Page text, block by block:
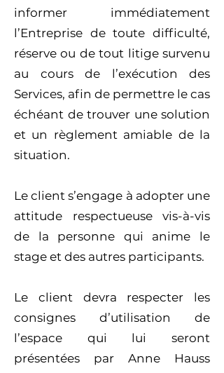
informer immédiatement
l’Entreprise de toute difficulté,
réserve ou de tout litige survenu
au cours de l’exécution des
Services, afin de permettre le cas
échéant de trouver une solution
et un règlement amiable de la
situation.
Le client s’engage à adopter une
attitude respectueuse vis-à-vis
de la personne qui anime le
stage et des autres participants.
Le client devra respecter les
consignes d’utilisation de
l’espace qui lui seront
présentées par Anne Hauss